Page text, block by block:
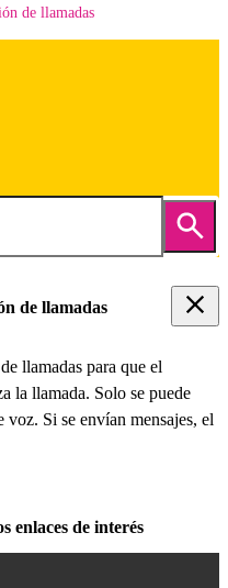
de llamadas
de llamadas
llamadas para que el
la llamada. Solo se puede
Si se envían mensajes, el
enlaces de interés